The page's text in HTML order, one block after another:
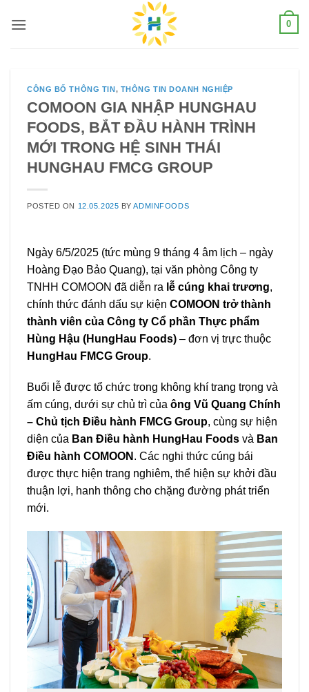
0
CÔNG BỐ THÔNG TIN, THÔNG TIN DOANH NGHIỆP
COMOON GIA NHẬP HUNGHAU
FOODS, BẮT ĐẦU HÀNH TRÌNH
MỚI TRONG HỆ SINH THÁI
HUNGHAU FMCG GROUP
POSTED ON 12.05.2025 BYADMINFOODS
Ngày 6/5/2025 (tức mùng 9 tháng 4 âm lịch – ngày
Hoàng Đạo Bảo Quang), tại văn phòng Công ty
TNHH COMOON đã diễn ra lễ cúng khai trương,
chính thức đánh dấu sự kiện COMOON trở thành
thành viên của Công ty Cổ phần Thực phẩm
Hùng Hậu (HungHau Foods) – đơn vị trực thuộc
HungHau FMCG Group.
Buổi lễ được tổ chức trong không khí trang trọng và
ấm cúng, dưới sự chủ trì của ông Vũ Quang Chính
– Chủ tịch Điều hành FMCG Group, cùng sự hiện
diện của Ban Điều hành HungHau Foods và Ban
Điều hành COMOON . Các nghi thức cúng bái
được thực hiện trang nghiêm, thể hiện sự khởi đầu
thuận lợi, hanh thông cho chặng đường phát triển
mới.